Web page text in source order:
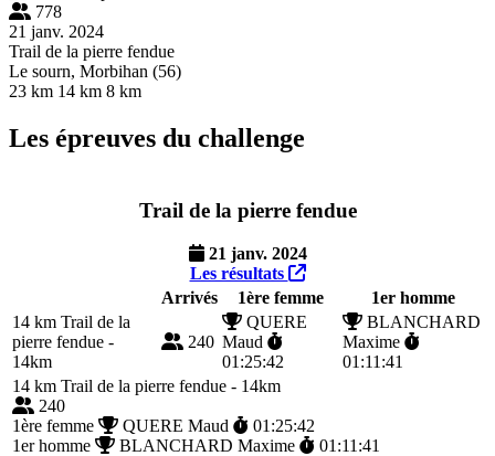
778
21 janv. 2024
Trail de la pierre fendue
Le sourn, Morbihan (56)
23 km 14 km 8 km
Les épreuves du challenge
Trail de la pierre fendue
21 janv. 2024
Les résultats
Arrivés
1ère femme
1er homme
14 km Trail de la
pierre fendue -
14km
240
QUERE
Maud
01:25:42
BLANCHARD
Maxime
01:11:41
14 km Trail de la pierre fendue - 14km
240
1ère femme
QUERE Maud
01:25:42
1er homme
BLANCHARD Maxime
01:11:41